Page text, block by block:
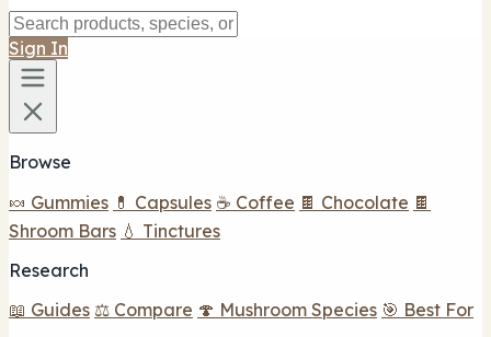
Sign In
Browse
🍬 Gummies 💊 Capsules ☕ Coffee 🍫 Chocolate 🍫
Shroom Bars 💧 Tinctures
Research
📖 Guides ⚖️ Compare 🍄 Mushroom Species 🎯 Best For